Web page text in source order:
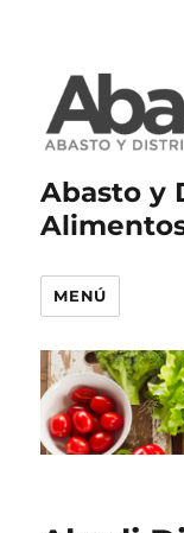
Abasto y
MENÚ